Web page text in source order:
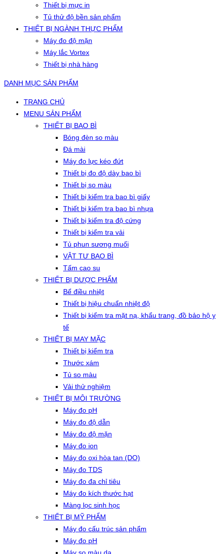
Thiết bị mực in
Tủ thử độ bền sản phẩm
THIẾT BỊ NGÀNH THỰC PHẨM
Máy đo độ mặn
Máy lắc Vortex
Thiết bị nhà hàng
DANH MỤC SẢN PHẨM
TRANG CHỦ
MENU SẢN PHẨM
THIẾT BỊ BAO BÌ
Bóng đèn so màu
Đá mài
Máy đo lực kéo đứt
Thiết bị đo độ dày bao bì
Thiết bị so màu
Thiết bị kiểm tra bao bì giấy
Thiết bị kiểm tra bao bì nhựa
Thiết bị kiểm tra độ cứng
Thiết bị kiểm tra vải
Tủ phun sương muối
VẬT TƯ BAO BÌ
Tấm cao su
THIẾT BỊ DƯỢC PHẨM
Bể điều nhiệt
Thiết bị hiệu chuẩn nhiệt độ
Thiết bị kiểm tra mặt nạ, khẩu trang, đồ bảo hộ y
tế
THIẾT BỊ MAY MẶC
Thiết bị kiểm tra
Thước xám
Tủ so màu
Vải thử nghiệm
THIẾT BỊ MÔI TRƯỜNG
Máy đo pH
Máy đo độ dẫn
Máy đo độ mặn
Máy đo ion
Máy đo oxi hòa tan (DO)
Máy đo TDS
Máy đo đa chỉ tiêu
Máy đo kích thước hạt
Màng lọc sinh học
THIẾT BỊ MỸ PHẨM
Máy đo cấu trúc sản phẩm
Máy đo pH